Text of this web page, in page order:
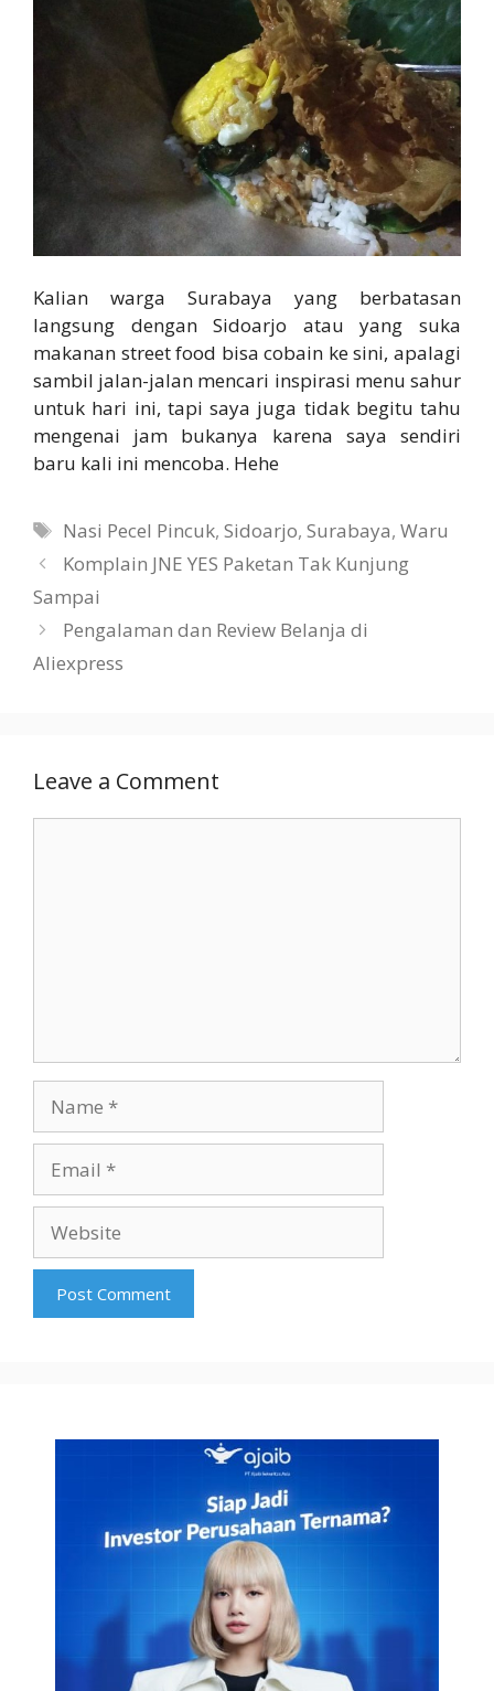
Kalian warga Surabaya yang berbatasan
langsung dengan Sidoarjo atau yang suka
makanan street food bisa cobain ke sini, apalagi
sambil jalan-jalan mencari inspirasi menu sahur
untuk hari ini, tapi saya juga tidak begitu tahu
mengenai jam bukanya karena saya sendiri
baru kali ini mencoba. Hehe
Tags
Nasi Pecel Pincuk,Sidoarjo,Surabaya,Waru
Komplain JNE YES Paketan Tak Kunjung
Sampai
Pengalaman dan Review Belanja di
Aliexpress
Leave a Comment